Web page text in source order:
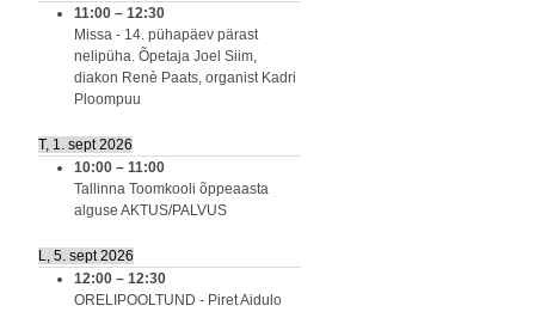
11:00 – 12:30
Missa - 14. pühapäev pärast
nelipüha. Õpetaja Joel Siim,
diakon Renè Paats, organist Kadri
Ploompuu
T, 1. sept 2026
10:00 – 11:00
Tallinna Toomkooli õppeaasta
alguse AKTUS/PALVUS
L, 5. sept 2026
12:00 – 12:30
ORELIPOOLTUND - Piret Aidulo